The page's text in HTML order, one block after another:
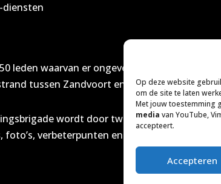
Op deze website
om de site te laten
Met jouw toestemming
media van YouTube,
accepteert.
Accepteren
diensten
leden waarvan er ongeveer 75 actief
tussen Zandvoort en IJmuiden in de
wordt door twee van onze leden
verbeterpunten en andere informatie